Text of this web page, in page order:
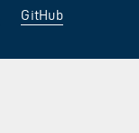
GitHub